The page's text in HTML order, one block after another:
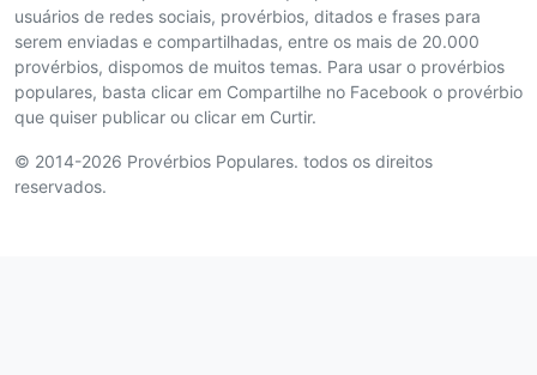
usuários de redes sociais, provérbios, ditados e frases para
serem enviadas e compartilhadas, entre os mais de 20.000
provérbios, dispomos de muitos temas. Para usar o provérbios
populares, basta clicar em Compartilhe no Facebook o provérbio
que quiser publicar ou clicar em Curtir.
© 2014-2026 Provérbios Populares. todos os direitos
reservados.